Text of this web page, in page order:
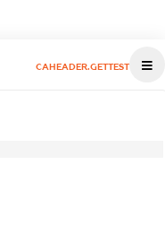
CAHEADER.GETTEST